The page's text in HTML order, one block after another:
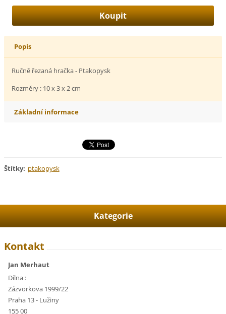
Popis
Ručně řezaná hračka - Ptakopysk
Rozměry : 10 x 3 x 2 cm
Základní informace
Štítky: ptakopysk
Kategorie
Kontakt
Jan Merhaut
Dílna :
Zázvorkova 1999/22
Praha 13 - Lužiny
155 00